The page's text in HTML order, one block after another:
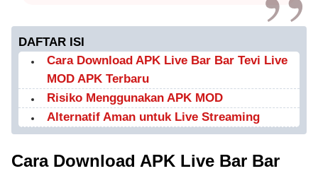
DAFTAR ISI
Cara Download APK Live Bar Bar Tevi Live
MOD APK Terbaru
Risiko Menggunakan APK MOD
Alternatif Aman untuk Live Streaming
Cara Download APK Live Bar Bar